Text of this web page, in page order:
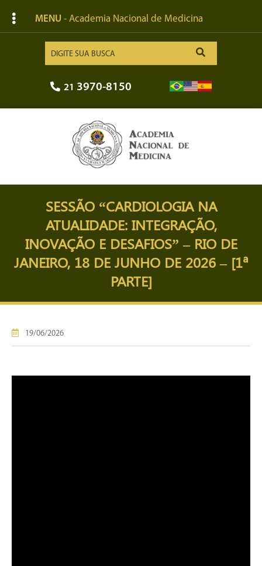
MENU - Academia Nacional de Medicina
21 3970-8150
SESSÃO “CARDIOLOGIA NA
ATUALIDADE: INTEGRAÇÃO,
INOVAÇÃO E DESAFIOS” – RIO DE
JANEIRO, 18 DE JUNHO DE 2026 – [1ª
PARTE]
19/06/2026